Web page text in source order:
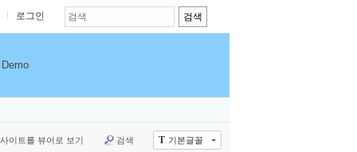
로그인
Demo
T 기본글꼴
사이트를 뷰어로 보기 검색